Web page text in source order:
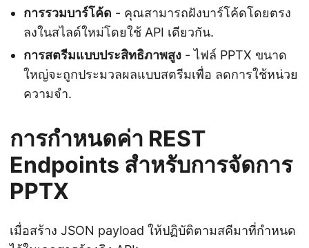
การรวมบาร์โค้ด - คุณสามารถฝังบาร์โค้ดโดยตรง
ลงในสไลด์ใหม่โดยใช้ API เดียวกัน.
การสตรีมแบบประสิทธิภาพสูง - ไฟล์ PPTX ขนาด
ใหญ่จะถูกประมวลผลแบบสตรีมเพื่อ ลดการใช้หน่วย
ความจำ.
การกำหนดค่า REST
Endpoints สำหรับการจัดการ
PPTX
เมื่อสร้าง JSON payload ให้ปฏิบัติตามสคีมาที่กำหนด